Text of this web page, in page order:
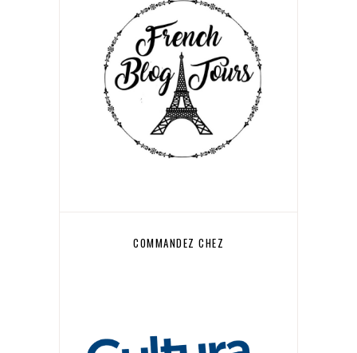
COMMANDEZ CHEZ